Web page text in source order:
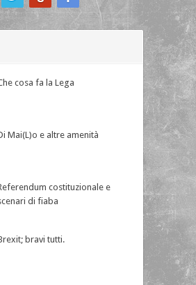
cosa fa la Lega
Mai(L)o e altre amenità
costituzionale e
di fiaba
bravi tutti.